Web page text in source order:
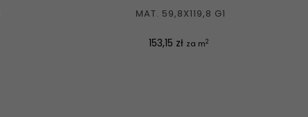
MAT. 59,8X119,8 G1
Cena
153,15 zł za m2